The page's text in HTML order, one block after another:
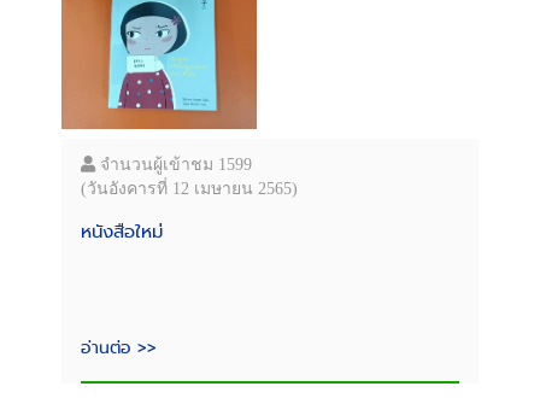
จำนวนผู้เข้าชม 1599
(วันอังคารที่ 12 เมษายน 2565)
หนังสือใหม่
อ่านต่อ >>